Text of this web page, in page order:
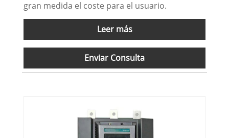
gran medida el coste para el usuario.
Leer más
Enviar Consulta